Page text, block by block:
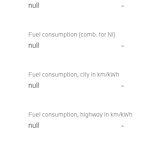
null -
Fuel consumption (comb. for NI)
null -
Fuel consumption, city in km/kWh
null -
Fuel consumption, highway in km/kWh
null -